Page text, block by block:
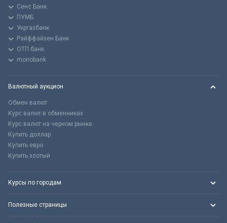
Сенс Банк
ПУМБ
Укргазбанк
Райффайзен Банк
ОТП банк
monobank
Валютный аукцион
Обмен валют
Курс валют в обменниках
Курс валют на черном рынке
Купить доллар
Купить евро
Купить злотый
Курсы по городам
Полезные страницы